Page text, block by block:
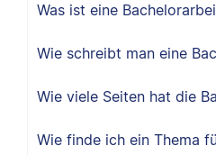
Was ist eine
Wie schreibt man eine
Wie viele Seiten hat die
Wie finde ich ein Thema